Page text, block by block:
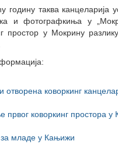
годину таква
и фотографкиња у
простор у Мокрину
коворкинг
првог коворкинг простора у
младе у Кањижи